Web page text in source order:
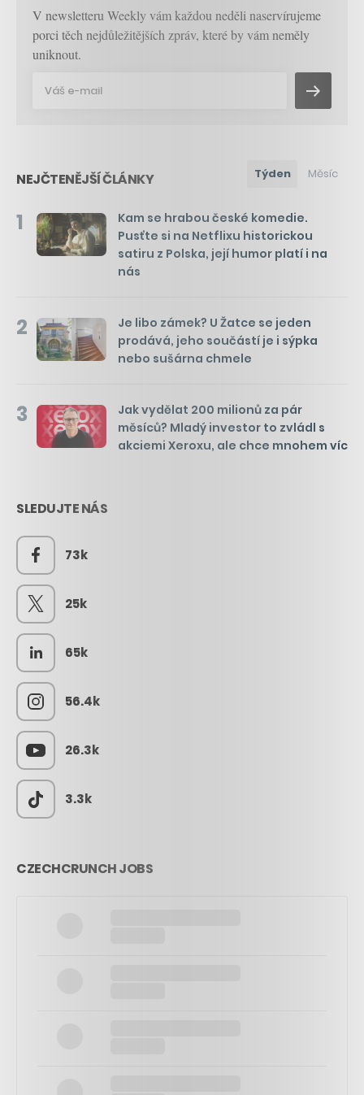
V newsletteru Weekly vám každou neděli naservírujeme
porci těch nejdůležitějších zpráv, které by vám neměly
uniknout.
NEJČTENĚJŠÍ ČLÁNKY Týden Měsíc
1
Kam se hrabou české komedie.
Pusťte si na Netflixu historickou
satiru z Polska, její humor platí i na
nás
2
Je libo zámek? U Žatce se jeden
prodává, jeho součástí je i sýpka
nebo sušárna chmele
3
Jak vydělat 200 milionů za pár
měsíců? Mladý investor to zvládl s
akciemi Xeroxu, ale chce mnohem víc
SLEDUJTE NÁS
73k
25k
65k
56.4k
26.3k
3.3k
CZECHCRUNCH JOBS